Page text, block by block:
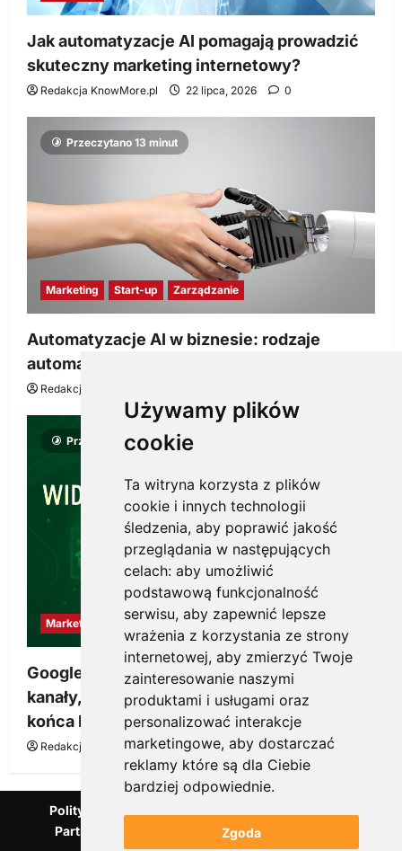
Używamy plików
cookie
Ta witryna korzysta z plików
cookie i innych technologii
śledzenia, aby poprawić jakość
przeglądania w następujących
celach: aby umożliwić
podstawową funkcjonalność
serwisu, aby zapewnić lepsze
wrażenia z korzystania ze strony
internetowej, aby zmierzyć Twoje
zainteresowanie naszymi
produktami i usługami oraz
personalizować interakcje
marketingowe, aby dostarczać
reklamy które są dla Ciebie
bardziej odpowiednie.
Zgoda
Jak automatyzacje AI pomagają prowadzić
skuteczny marketing internetowy?
Redakcja KnowMore.pl 22 lipca, 2026 0
Przeczytano 13 minut
Marketing Start-up Zarządzanie
Automatyzacje AI w biznesie: rodzaje
automatyzacji i korzyści dla Twojej firmy
Redakcja KnowMore.pl
Przeczytano 8 minut
Marketing
Google Ads, SEO i analityka – jak połączyć
kanały, żeby reklama pracowała dłużej niż do
końca budżetu
Redakcja KnowMore.pl 20 marca, 2026 0
Polityka Prywatności
Partnerzy Mentora.pl
Słownik marketingowy